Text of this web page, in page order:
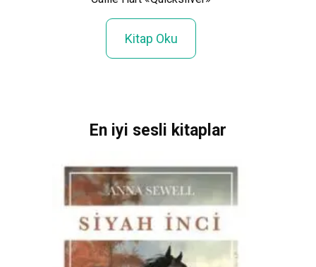
Kitap Oku
En iyi sesli kitaplar